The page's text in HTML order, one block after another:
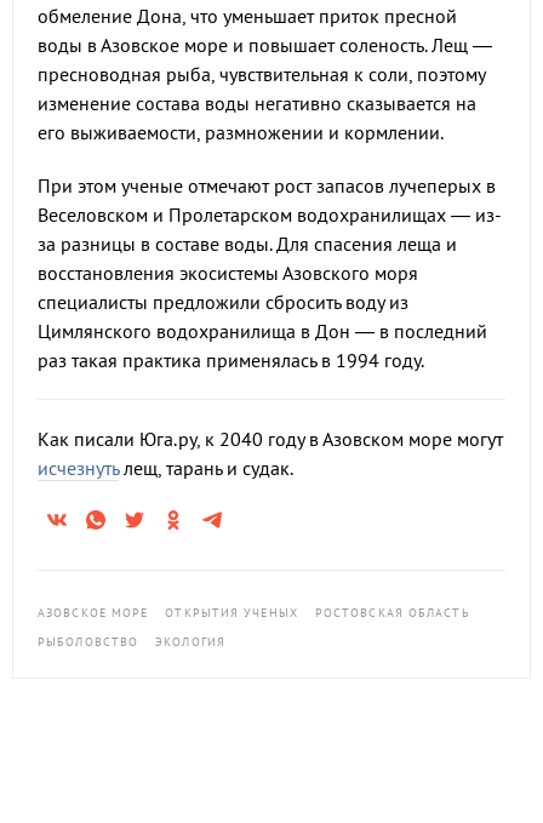
обмеление Дона, что уменьшает приток пресной
воды в Азовское море и повышает соленость. Лещ —
пресноводная рыба, чувствительная к соли, поэтому
изменение состава воды негативно сказывается на
его выживаемости, размножении и кормлении.
При этом ученые отмечают рост запасов лучеперых в
Веселовском и Пролетарском водохранилищах — из-
за разницы в составе воды. Для спасения леща и
восстановления экосистемы Азовского моря
специалисты предложили сбросить воду из
Цимлянского водохранилища в Дон — в последний
раз такая практика применялась в 1994 году.
Как писали Юга.ру, к 2040 году в Азовском море могут
исчезнутьлещ, тарань и судак.
АЗОВСКОЕ МОРЕ ОТКРЫТИЯ УЧЕНЫХ
РОСТОВСКАЯ ОБЛАСТЬ
РЫБОЛОВСТВО
ЭКОЛОГИЯ